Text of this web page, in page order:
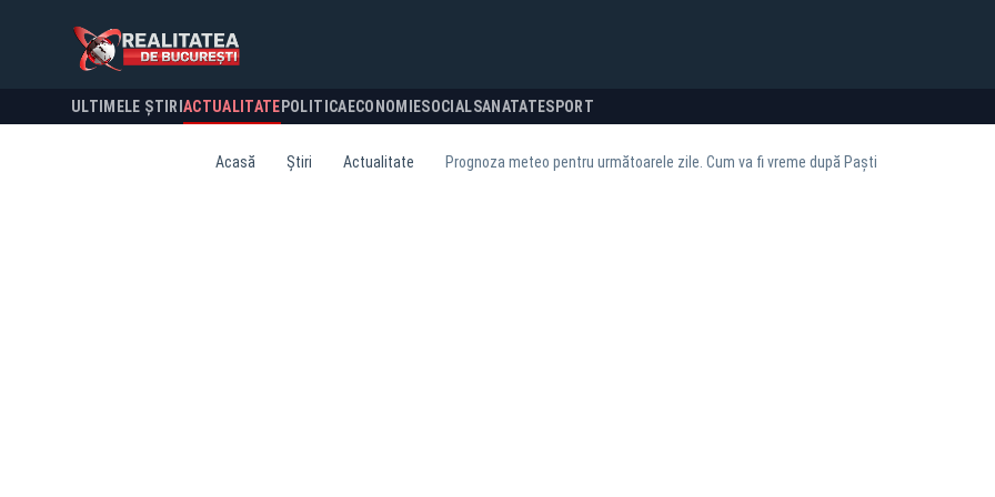
ULTIMELE ȘTIRI ACTUALITATE POLITICA ECONOMIESOCIALSANATATESPORT
Acasă Știri Actualitate Prognoza meteo pentru următoarele zile. Cum va fi vreme după Paști